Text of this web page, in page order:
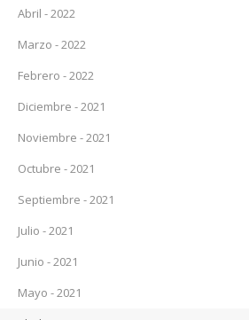
Abril - 2022
Marzo - 2022
Febrero - 2022
Diciembre - 2021
Noviembre - 2021
Octubre - 2021
Septiembre - 2021
Julio - 2021
Junio - 2021
Mayo - 2021